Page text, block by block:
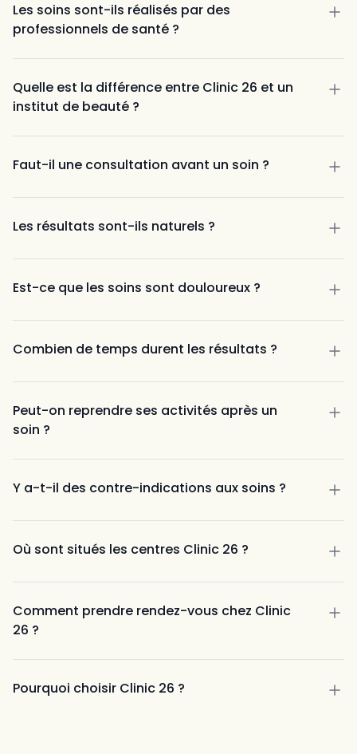
Clinic pro, cozy et haut de gamme. On se sent
vraiment à l'aise et nous sommes très bien accueilli.
pour son écoute, son professionnalisme et sa
Besma Benmeradi
Je fait mes séances d’électrolyse depuis Avril et je
suis très satisfaite du résultat. Merci à Manon qui
douce. Je recommande cet institut ++
👍
Les soins sont-ils réalisés par des
professionnels de santé ?
Quelle est la différence entre Clinic 26 et un
institut de beauté ?
Faut-il une consultation avant un soin ?
Les résultats sont-ils naturels ?
Est-ce que les soins sont douloureux ?
Combien de temps durent les résultats ?
Hydrafacial : effet immédiat avec entretien
recommandé
Détatouage : résultats progressifs
et Saint-Cannat
Peut-on reprendre ses activités après un
soin ?
Y a-t-il des contre-indications aux soins ?
Où sont situés les centres Clinic 26 ?
Saint-Cannat, à proximité d’Aix-en-Provence
Comment prendre rendez-vous chez Clinic
26 ?
Pourquoi choisir Clinic 26 ?